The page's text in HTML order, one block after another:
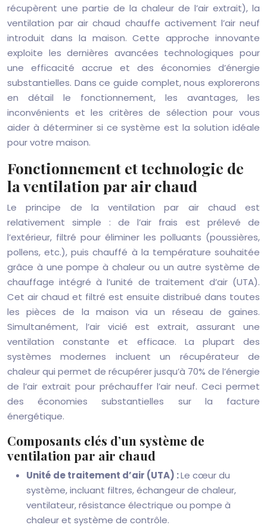
récupèrent une partie de la chaleur de l’air extrait), la
ventilation par air chaud chauffe activement l’air neuf
introduit dans la maison. Cette approche innovante
exploite les dernières avancées technologiques pour
une efficacité accrue et des économies d’énergie
substantielles. Dans ce guide complet, nous explorerons
en détail le fonctionnement, les avantages, les
inconvénients et les critères de sélection pour vous
aider à déterminer si ce système est la solution idéale
pour votre maison.
Fonctionnement et technologie de
la ventilation par air chaud
Le principe de la ventilation par air chaud est
relativement simple : de l’air frais est prélevé de
l’extérieur, filtré pour éliminer les polluants (poussières,
pollens, etc.), puis chauffé à la température souhaitée
grâce à une pompe à chaleur ou un autre système de
chauffage intégré à l’unité de traitement d’air (UTA).
Cet air chaud et filtré est ensuite distribué dans toutes
les pièces de la maison via un réseau de gaines.
Simultanément, l’air vicié est extrait, assurant une
ventilation constante et efficace. La plupart des
systèmes modernes incluent un récupérateur de
chaleur qui permet de récupérer jusqu’à 70% de l’énergie
de l’air extrait pour préchauffer l’air neuf. Ceci permet
des économies substantielles sur la facture
énergétique.
Composants clés d’un système de
ventilation par air chaud
Unité de traitement d’air (UTA) :Le cœur du
système, incluant filtres, échangeur de chaleur,
ventilateur, résistance électrique ou pompe à
chaleur et système de contrôle.